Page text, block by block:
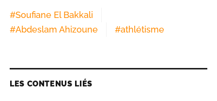
#Soufiane El Bakkali
#Abdeslam Ahizoune #athlétisme
LES CONTENUS LIÉS